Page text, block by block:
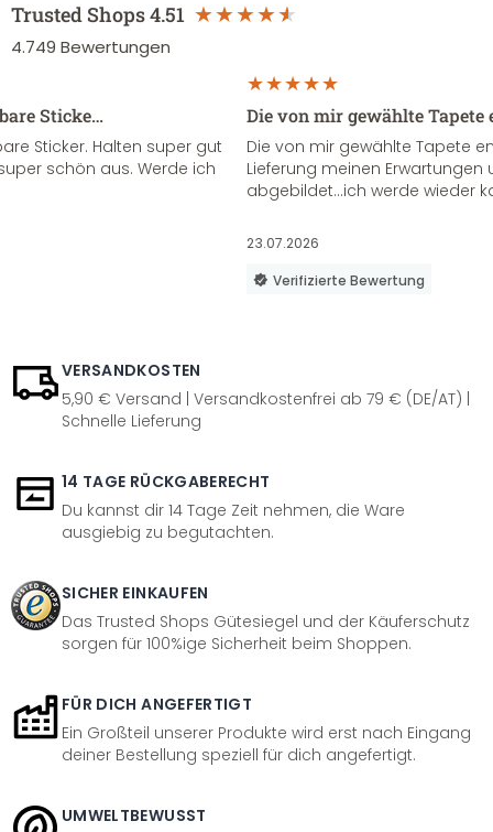
Trusted Shops4.51
4.749 Bewertungen
Sticke…
Sticker. Halten super gut
schön aus. Werde ich
Die von mir gewählte
Die von mir gewählte Tapete
Lieferung meinen Erwartungen
abgebildet...ich werde wieder
23.07.2026
Verifizierte Bewertung
VERSANDKOSTEN
5,90 € Versand | Versandkostenfrei ab 79 € (DE/AT) |
Schnelle Lieferung
14 TAGE RÜCKGABERECHT
Du kannst dir 14 Tage Zeit nehmen, die Ware
ausgiebig zu begutachten.
SICHER EINKAUFEN
Das Trusted Shops Gütesiegel und der Käuferschutz
sorgen für 100%ige Sicherheit beim Shoppen.
FÜR DICH ANGEFERTIGT
Ein Großteil unserer Produkte wird erst nach Eingang
deiner Bestellung speziell für dich angefertigt.
UMWELTBEWUSST